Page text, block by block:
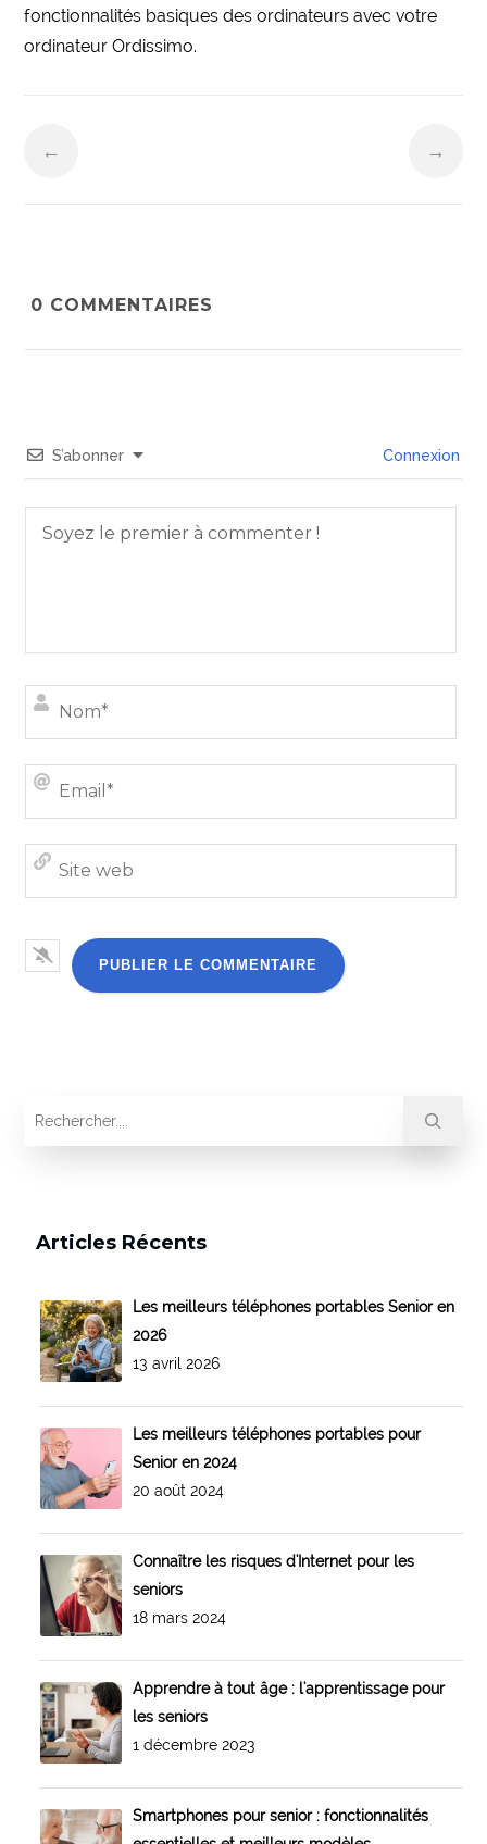
fonctionnalités basiques des ordinateurs avec votre
ordinateur Ordissimo.
← →
S’abonner Connexion
Site
0 COMMENTAIRES
Articles Récents
Les meilleurs téléphones portables Senior en
2026
13 avril 2026
Les meilleurs téléphones portables pour
Senior en 2024
20 août 2024
Connaître les risques d'Internet pour les
seniors
18 mars 2024
Apprendre à tout âge : l'apprentissage pour
les seniors
1 décembre 2023
Smartphones pour senior : fonctionnalités